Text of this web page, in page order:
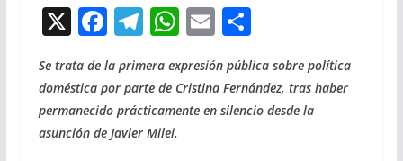
X F
ac
e
b
o
T
e
gr
a
W
at
s
E
m
ai
l
C
o
m
p
Se trata de la primera expresión pública sobre política
doméstica por parte de Cristina Fernández, tras haber
permanecido prácticamente en silencio desde la
asunción de Javier Milei.